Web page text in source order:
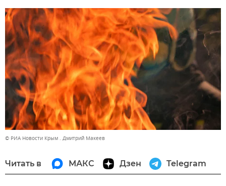
© РИА Новости Крым . Дмитрий Макеев
Читать в МАКС Дзен Telegram